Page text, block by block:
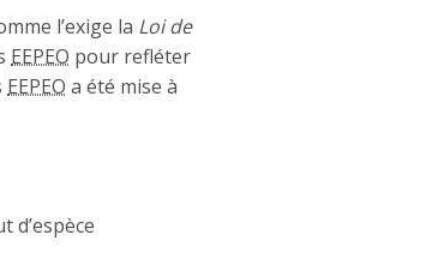
l’exige la Loi de
EEPEO pour refléter
EEPEO a été mise à
d’espèce